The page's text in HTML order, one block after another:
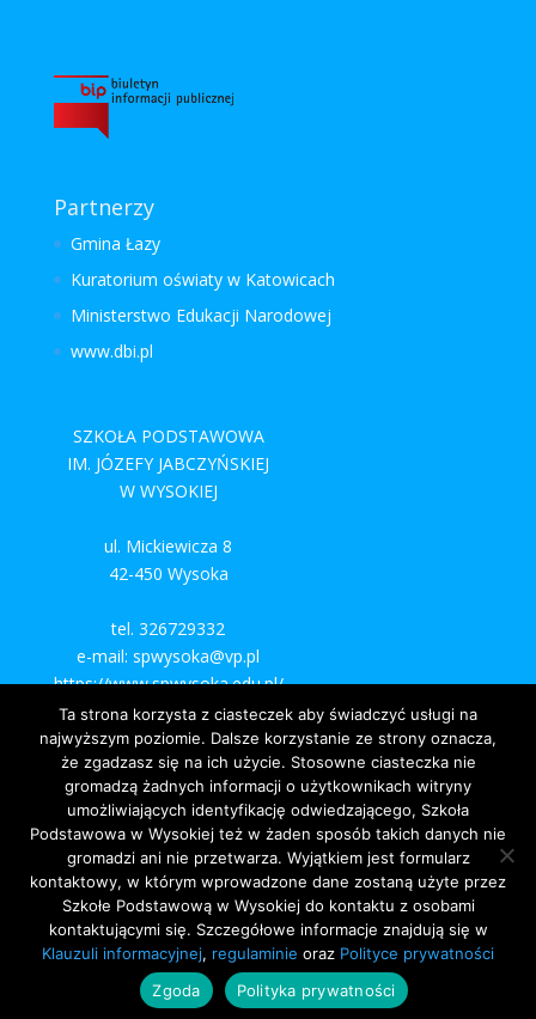
Partnerzy
Gmina Łazy
Kuratorium oświaty w Katowicach
Ministerstwo Edukacji Narodowej
www.dbi.pl
SZKOŁA PODSTAWOWA
IM. JÓZEFY JABCZYŃSKIEJ
W WYSOKIEJ
ul. Mickiewicza 8
42-450 Wysoka
tel. 326729332
e-mail: spwysoka@vp.pl
https://www.spwysoka.edu.pl/
©simpleideas.pl 2020
Ta strona korzysta z ciasteczek aby świadczyć usługi na
najwyższym poziomie. Dalsze korzystanie ze strony oznacza,
że zgadzasz się na ich użycie. Stosowne ciasteczka nie
gromadzą żadnych informacji o użytkownikach witryny
umożliwiających identyfikację odwiedzającego, Szkoła
Podstawowa w Wysokiej też w żaden sposób takich danych nie
gromadzi ani nie przetwarza. Wyjątkiem jest formularz
kontaktowy, w którym wprowadzone dane zostaną użyte przez
Szkołe Podstawową w Wysokiej do kontaktu z osobami
kontaktującymi się. Szczegółowe informacje znajdują się w
Klauzuli informacyjnej, regulaminie oraz Polityce prywatności
Zgoda
Polityka prywatności